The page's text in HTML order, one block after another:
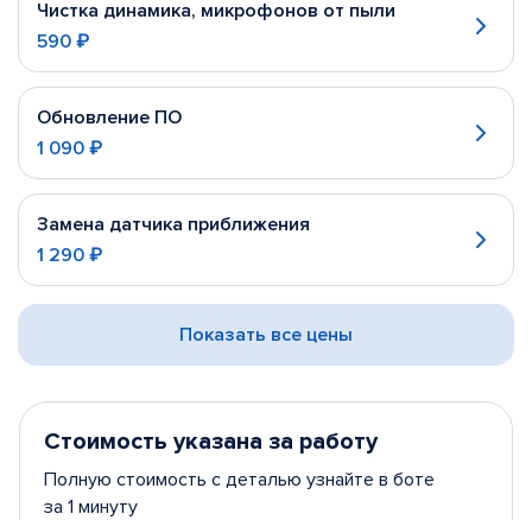
Чистка динамика, микрофонов от пыли
590 ₽
Обновление ПО
1 090 ₽
Замена датчика приближения
1 290 ₽
Показать все цены
Стоимость указана за работу
Полную стоимость с деталью узнайте в боте
за 1 минуту